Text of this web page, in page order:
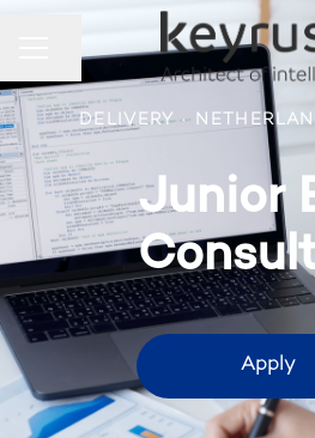
Career menu
Share page
DELIVERY ·
Junior
Apply